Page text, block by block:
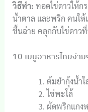
วิธีทำ: ทอดไข่ดาวให้ก
น้ำตาล และพริก คนให้
ขึ้นฉ่าย คลุกกับไข่ดาว
10 เมนูอาหารไทยง่า
ต้มยำกุ้งน้ำใ
ไข่พะโล้
ผัดพริกแกง